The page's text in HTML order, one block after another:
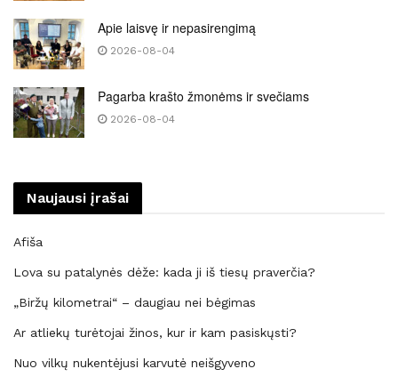
Apie laisvę ir nepasirengimą
2026-08-04
Pagarba krašto žmonėms ir svečiams
2026-08-04
Naujausi įrašai
Afiša
Lova su patalynės dėže: kada ji iš tiesų praverčia?
„Biržų kilometrai“ – daugiau nei bėgimas
Ar atliekų turėtojai žinos, kur ir kam pasiskųsti?
Nuo vilkų nukentėjusi karvutė neišgyveno